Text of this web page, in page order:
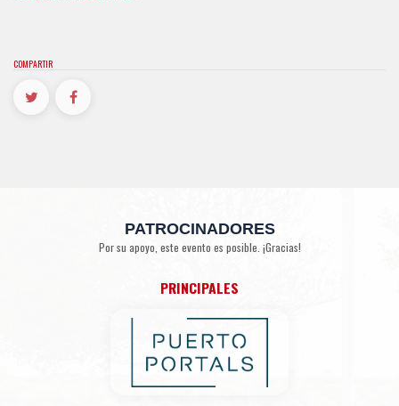
COMPARTIR
PATROCINADORES
Por su apoyo, este evento es posible. ¡Gracias!
PRINCIPALES